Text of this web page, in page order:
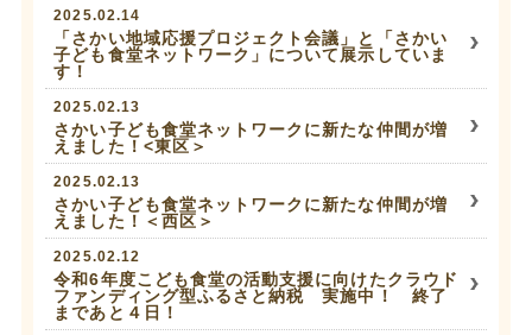
2025.02.14
「さかい地域応援プロジェクト会議」と「さかい
子ども食堂ネットワーク」について展示していま
す！
2025.02.13
さかい子ども食堂ネットワークに新たな仲間が増
えました！<東区＞
2025.02.13
さかい子ども食堂ネットワークに新たな仲間が増
えました！＜西区＞
2025.02.12
令和6年度こども食堂の活動支援に向けたクラウド
ファンディング型ふるさと納税 実施中！ 終了
まであと４日！